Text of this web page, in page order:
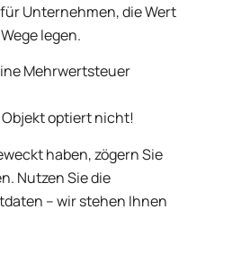
Unternehmen, die Wert
legen.
Mehrwertsteuer
Objekt optiert nicht!
haben, zögern Sie
Nutzen Sie die
– wir stehen Ihnen